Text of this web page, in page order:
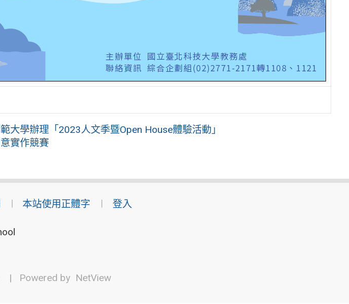
大學辦理「2023人文季暨Open House體驗活動」
實作競賽
本站使用正體字 登入
| Powered by NetView